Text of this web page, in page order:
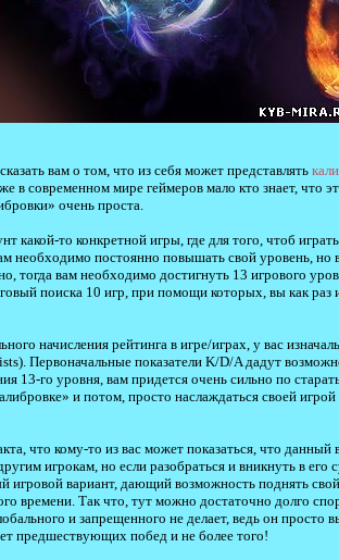
вам о том, что из себя может представлять
в современном мире геймеров мало кто знает, что
очень проста.
какой-то конкретной игры, где для того, чтоб
необходимо постоянно повышать свой уровень, но
тогда вам необходимо достигнуть 13 игрового
поиска 10 игр, при помощи которых, вы как раз
начисления рейтинга в игре/играх, у вас
Первоначальные показатели K/D/A дадут
13-го уровня, вам придется очень сильно по
и потом, просто наслаждаться своей
что кому-то из вас может показаться, что данный
игрокам, но если разобраться и вникнуть в его
игровой вариант, дающий возможность поднять
времени. Так что, тут можно достаточно долго
и запрещенного не делает, ведь он просто
предшествующих побед и не более того!